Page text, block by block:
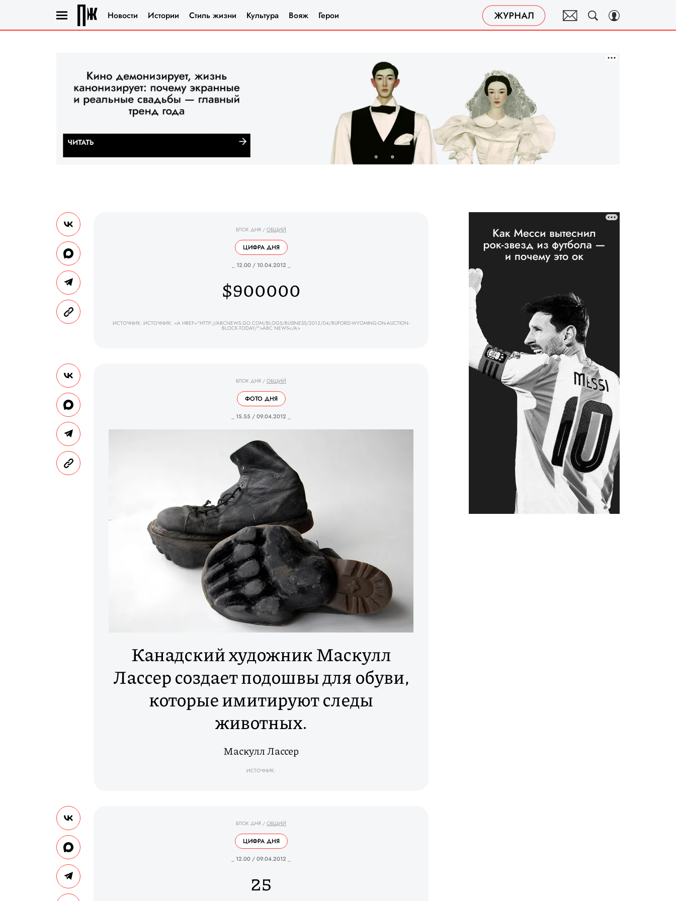
Новости Истории Стиль жизни Культура Вояж Герои
БЛОК ДНЯ / ОБЩИЙ
ЦИФРА ДНЯ
_ 12.00 / 10.04.2012 _
$900000
ИСТОЧНИК: ИСТОЧНИК: <A HREF="HTTP://ABCNEWS.GO.COM/BLOGS/BUSINESS/2012/04/BUFORD-WYOMING-ON-AUCTION-
BLOCK-TODAY/">ABC NEWS</A>
БЛОК ДНЯ / ОБЩИЙ
ФОТО ДНЯ
_ 15.55 / 09.04.2012 _
Канадский художник Маскулл
Лассер создает подошвы для обуви,
которые имитируют следы
животных.
Маскулл Лассер
ИСТОЧНИК:
БЛОК ДНЯ / ОБЩИЙ
ЦИФРА ДНЯ
_ 12.00 / 09.04.2012 _
25